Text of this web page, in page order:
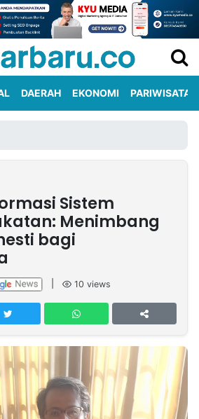
DAERAH EKONOMI PARIWISATA
Sistem
Menimbang
bagi
10 views